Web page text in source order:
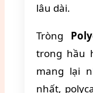
lâu dài.
Tròng
trong hầu
mang lại
nhất,